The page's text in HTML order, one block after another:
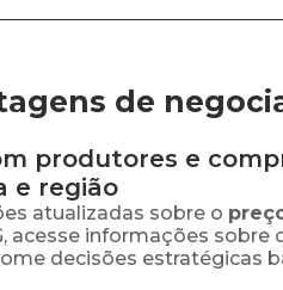
de
produtores e
e região
atualizadas sobre o
, acesse informações sobre
decisões estratégicas